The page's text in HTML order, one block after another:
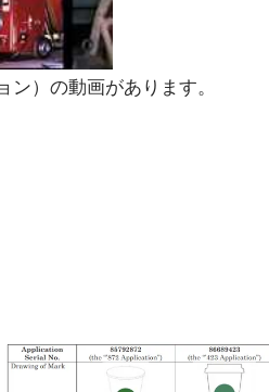
）の動画があります。